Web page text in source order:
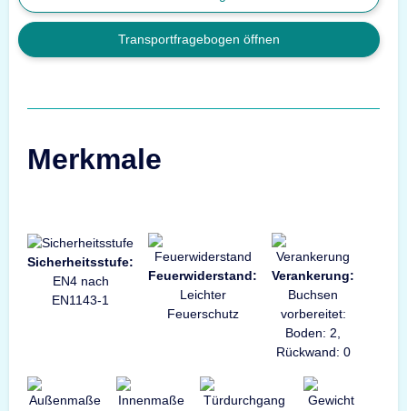
Transportfragebogen öffnen
Merkmale
Sicherheitsstufe:
EN4 nach
EN1143-1
Feuerwiderstand:
Leichter
Feuerschutz
Verankerung:
Buchsen
vorbereitet:
Boden: 2,
Rückwand: 0